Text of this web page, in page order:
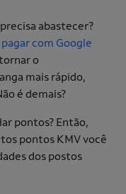
abastecer?
pagar com Google
o
mais rápido,
é demais?
pontos? Então,
pontos KMV você
dos postos